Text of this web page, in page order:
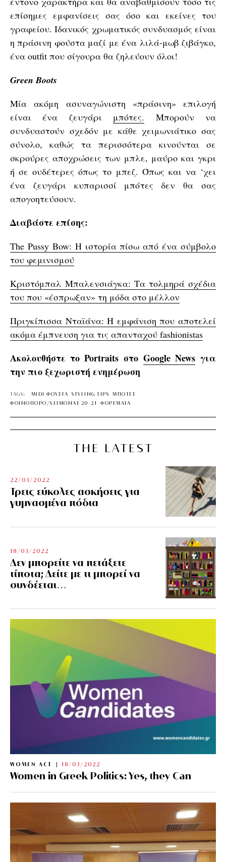
επίσημες εμφανίσεις σας όσο και εκείνες του
γραφείου. Ιδανικός χρωματικός συνδυασμός είναι
η πράσινη φούστα μαζί με ένα λιλά-μωβ ζιβάγκο,
ένα outfit που σίγουρα θα ζηλεύουν όλοι!
Green Boots
Μία ακόμη ασυναγώνιστη «πράσινη» επιλογή
είναι ένα ζευγάρι μπότες. Μπορούν να
συνδυαστούν σχεδόν με κάθε χειμωνιάτικο σας
σύνολο, καθώς τα περισσότερα κινούνται σε
σκρούρες αποχρώσεις των μπλε, μαύρο και γκρι
ή σε ουδέτερες όπως το μπεζ. Όπως και να ‘χει
ένα ζευγάρι κυπαρισσί μπότες δεν θα σας
απογοητεύσουν.
Διαβάστε επίσης:
The Pussy Bow: Η ιστορία πίσω από ένα σύμβολο
του φεμινισμού
Κριστόμπαλ Μπαλενσιάγκα: Τα τολμηρά σχέδια
του που «έσπρωξαν» τη μόδα στο μέλλον
Πριγκίπισσα Νταϊάνα: H εμφάνιση που αποτελεί
ακόμα έμπνευση για τις απανταχού fashionistas
Ακολουθήστε το Portraits στο Google Newsγια
την πιο ξεχωριστή ενημέρωση
TAGS: MIDI ΦΟΥΣΤΑ STYLING TIPS
ΜΠΟΤΕΣ
ΦΘΙΝΟΠΩΡΟ/ΧΕΙΜΩΝΑΣ 20-21
ΦΟΡΕΜΑΤΑ
THE LATEST
22/03/2022
Τρεις εύκολες ασκήσεις για
γυμνασμένα πόδια
18/03/2022
Δεν μπορείτε να πετάξετε
τίποτα; Δείτε με τι μπορεί να
συνδέεται…
WOMEN ACT 18/03/2022
Women in Greek Politics: Yes, they Can